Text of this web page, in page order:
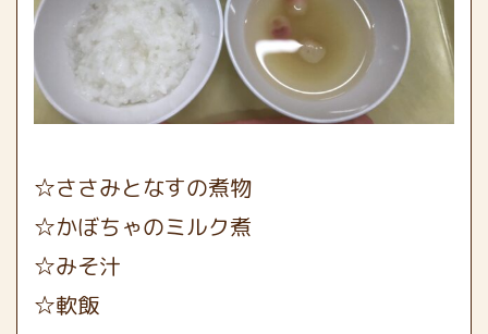
☆ささみとなすの煮物
☆かぼちゃのミルク煮
☆みそ汁
☆軟飯